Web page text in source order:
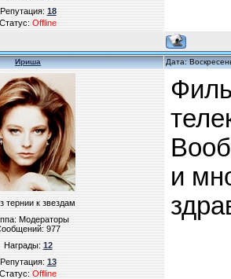
Репутация:18
Статус:Offline
Ириша Дата:
тернии к звездам
Модераторы
977
Награды:12
Репутация:13
Статус:Offline
и